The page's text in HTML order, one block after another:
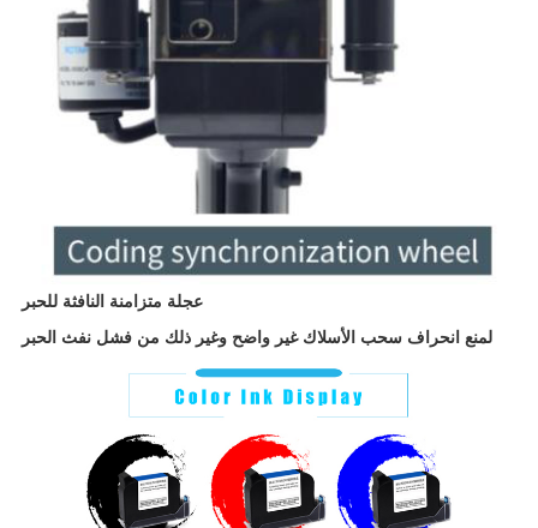
عجلة متزامنة النافثة للحبر
لمنع انحراف سحب الأسلاك غير واضح وغير ذلك من فشل نفث الحبر